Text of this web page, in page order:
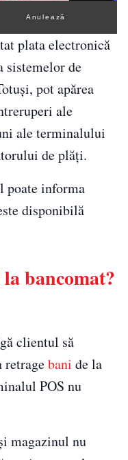
Anulează
plata electronică
sistemelor de
pot apărea
ale
ale terminalului
de plăți.
poate informa
disponibilă
bancomat?
clientul să
retragebani de la
POS nu
magazinul nu